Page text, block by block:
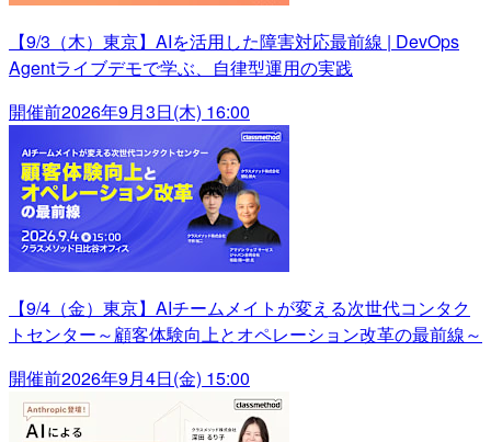
【9/3（木）東京】AIを活用した障害対応最前線 | DevOps
Agentライブデモで学ぶ、自律型運用の実践
開催前2026年9月3日(木) 16:00
【9/4（金）東京】AIチームメイトが変える次世代コンタク
トセンター～顧客体験向上とオペレーション改革の最前線～
開催前2026年9月4日(金) 15:00